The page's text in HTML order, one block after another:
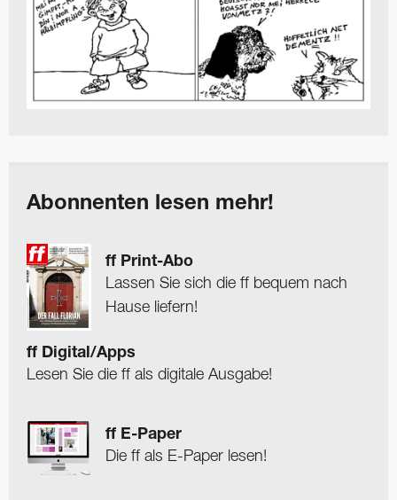
Abonnenten lesen mehr!
ff Print-Abo
Lassen Sie sich die ff bequem nach
Hause liefern!
ff Digital/Apps
Lesen Sie die ff als digitale Ausgabe!
ff E-Paper
Die ff als E-Paper lesen!